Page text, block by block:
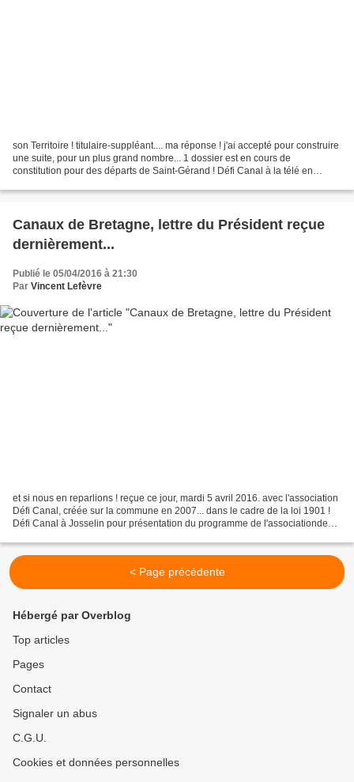
son Territoire ! titulaire-suppléant.... ma réponse ! j'ai accepté pour construire
une suite, pour un plus grand nombre... 1 dossier est en cours de
constitution pour des départs de Saint-Gérand ! Défi Canal à la télé en
Canaux de Bretagne, lettre du Président reçue
dernièrement...
Publié le 05/04/2016 à 21:30
Par Vincent Lefèvre
et si nous en reparlions ! reçue ce jour, mardi 5 avril 2016. avec l'association
Défi Canal, créée sur la commune en 2007... dans le cadre de la loi 1901 !
Défi Canal à Josselin pour présentation du programme de l'associationde
< Page précédente
Hébergé par Overblog
Top articles
Pages
Contact
Signaler un abus
C.G.U.
Cookies et données personnelles